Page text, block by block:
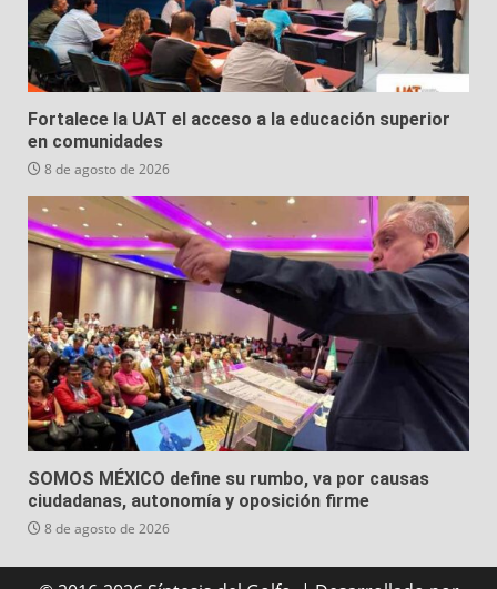
Fortalece la UAT el acceso a la educación superior
en comunidades
8 de agosto de 2026
SOMOS MÉXICO define su rumbo, va por causas
ciudadanas, autonomía y oposición firme
8 de agosto de 2026